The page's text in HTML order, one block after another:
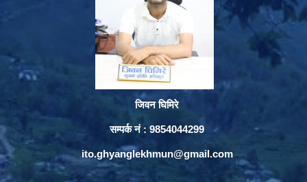
जिवन घिमिरे
सम्पर्क नं : 9854044299
ito.ghyanglekhmun@gmail.com